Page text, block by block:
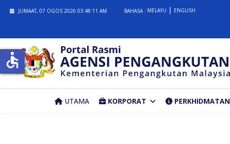
JUMAAT, 07 OGOS 2026 03:48:11 AM BAHASA : MELAYU ENGLISH
UTAMA KORPORAT PERKHIDMATAN
accessible